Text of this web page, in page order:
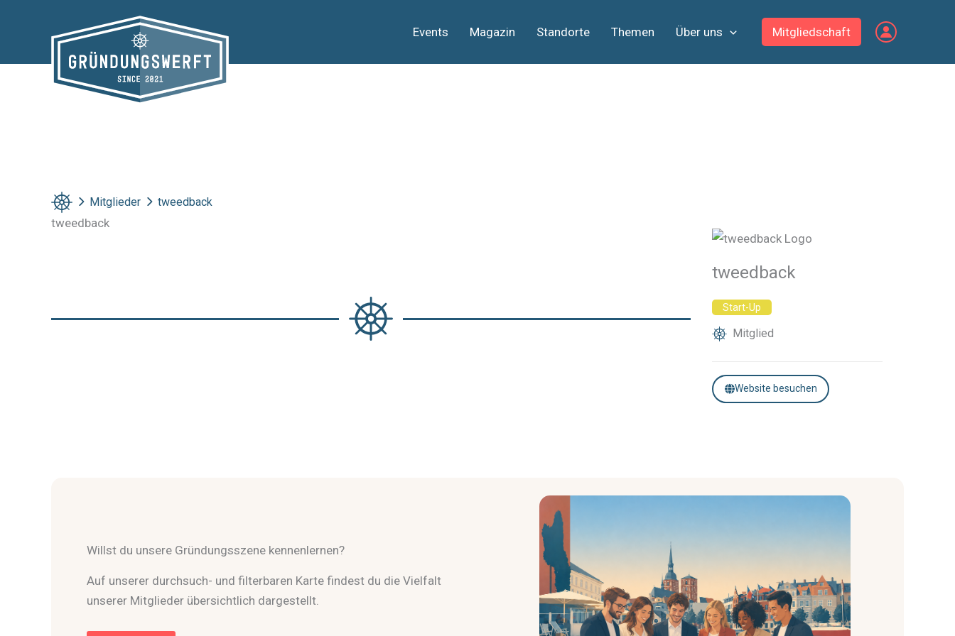
Events Magazin Standorte Themen Über uns Mitgliedschaft
Mitglieder tweedback
tweedback
tweedback
Start-Up
Mitglied
Website besuchen
Willst du unsere Gründungsszene kennenlernen?
Auf unserer durchsuch- und filterbaren Karte findest du die Vielfalt
unserer Mitglieder übersichtlich dargestellt.